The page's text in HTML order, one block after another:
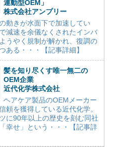
連動型OEM」
株式会社アンプリー
動きが水面下で加速してい
減速を余儀なくされたインバ
うやく規制が解かれ、復調の
ある・・・【記事詳細】
髪を知り尽くす唯一無二の
OEM企業
近代化学株式会社
ヘアケア製品のOEMメーカー
頼を獲得している近代化学。
に90年以上の歴史を刻む同社
幸せ」という・・・【記事詳